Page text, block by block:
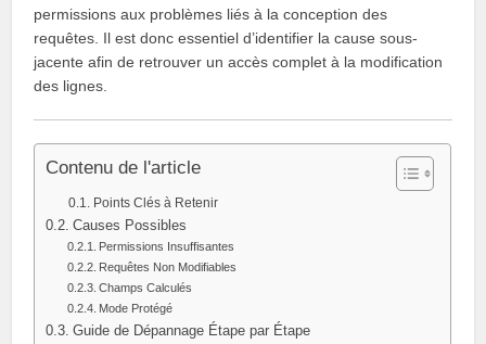
permissions aux problèmes liés à la conception des
requêtes. Il est donc essentiel d’identifier la cause sous-
jacente afin de retrouver un accès complet à la modification
des lignes.
Contenu de l'article
Points Clés à Retenir
Causes Possibles
Permissions Insuffisantes
Requêtes Non Modifiables
Champs Calculés
Mode Protégé
Guide de Dépannage Étape par Étape